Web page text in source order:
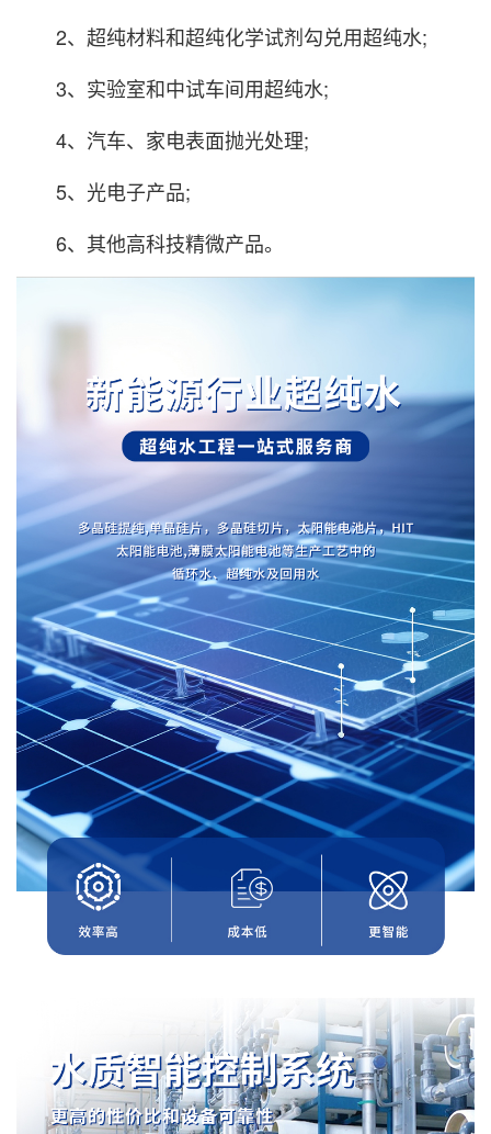
2、超纯材料和超纯化学试剂勾兑用超纯水;
3、实验室和中试车间用超纯水;
4、汽车、家电表面抛光处理;
5、光电子产品;
6、其他高科技精微产品。